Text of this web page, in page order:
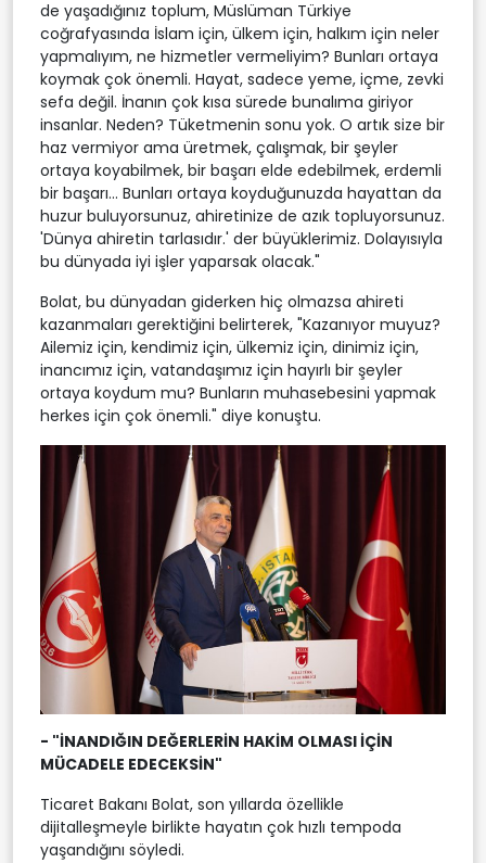
de yaşadığınız toplum, Müslüman Türkiye
coğrafyasında İslam için, ülkem için, halkım için neler
yapmalıyım, ne hizmetler vermeliyim? Bunları ortaya
koymak çok önemli. Hayat, sadece yeme, içme, zevki
sefa değil. İnanın çok kısa sürede bunalıma giriyor
insanlar. Neden? Tüketmenin sonu yok. O artık size bir
haz vermiyor ama üretmek, çalışmak, bir şeyler
ortaya koyabilmek, bir başarı elde edebilmek, erdemli
bir başarı... Bunları ortaya koyduğunuzda hayattan da
huzur buluyorsunuz, ahiretinize de azık topluyorsunuz.
'Dünya ahiretin tarlasıdır.' der büyüklerimiz. Dolayısıyla
bu dünyada iyi işler yaparsak olacak."
Bolat, bu dünyadan giderken hiç olmazsa ahireti
kazanmaları gerektiğini belirterek, "Kazanıyor muyuz?
Ailemiz için, kendimiz için, ülkemiz için, dinimiz için,
inancımız için, vatandaşımız için hayırlı bir şeyler
ortaya koydum mu? Bunların muhasebesini yapmak
herkes için çok önemli." diye konuştu.
- "İNANDIĞIN DEĞERLERİN HAKİM OLMASI İÇİN
MÜCADELE EDECEKSİN"
Ticaret Bakanı Bolat, son yıllarda özellikle
dijitalleşmeyle birlikte hayatın çok hızlı tempoda
yaşandığını söyledi.